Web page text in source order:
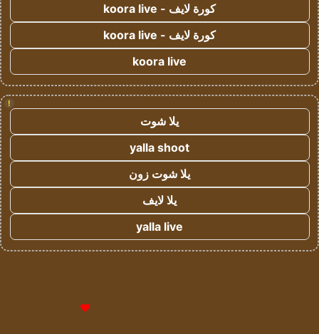
كورة لايف - koora live
كورة لايف - koora live
koora live
!
يلا شوت
yalla shoot
يلا شوت زون
يلا لايف
yalla live